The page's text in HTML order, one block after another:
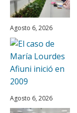
Agosto 6, 2026
Agosto 6, 2026